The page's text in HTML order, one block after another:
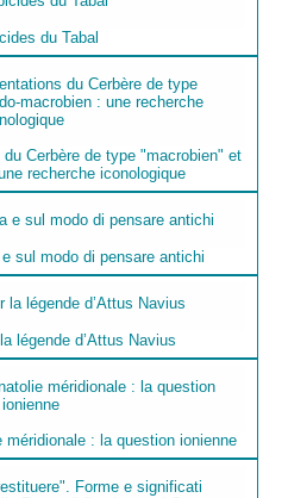
du Tabal
Cerbère de type "macrobien" et
recherche iconologique
sul modo di pensare antichi
légende d’Attus Navius
méridionale : la question ionienne